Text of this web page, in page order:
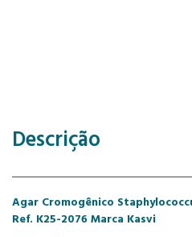
Descrição
Agar Cromogênico
Ref. K25-2076 Marca Kasvi